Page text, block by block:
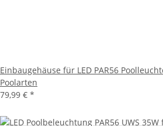
Einbaugehäuse für LED PAR56
Poolarten
79,99 € *